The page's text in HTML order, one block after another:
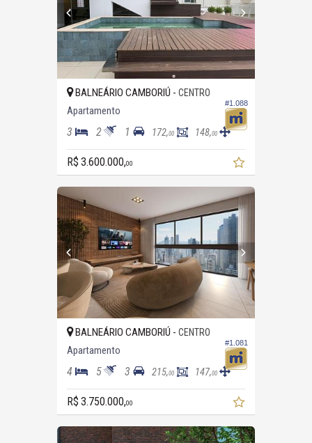
#1.088
BALNEÁRIO CAMBORIÚ - CENTRO
Apartamento
3 2 1 172,00 148,00
R$ 3.600.000,00
#1.081
BALNEÁRIO CAMBORIÚ - CENTRO
Apartamento
4 5 3 215,00 147,00
R$ 3.750.000,00